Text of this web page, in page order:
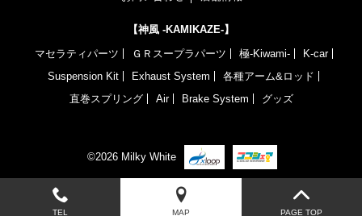
【神風 -KAMIKAZE-】
マセラティパーツ
ＧＲスープラパーツ 極-Kiwami-
K-car
Suspension Kit
Exhaust System
各種アーム&ロッド
直巻スプリング
Air Brake System グッズ
©2026 Milky White
TEL MAP PAGE TOP